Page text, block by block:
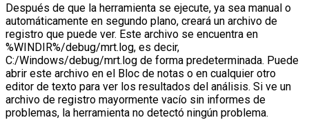
Después de que la herramienta se ejecute, ya sea manual o
automáticamente en segundo plano, creará un archivo de
registro que puede ver. Este archivo se encuentra en
%WINDIR%/debug/mrt.log, es decir,
C:/Windows/debug/mrt.log de forma predeterminada. Puede
abrir este archivo en el Bloc de notas o en cualquier otro
editor de texto para ver los resultados del análisis. Si ve un
archivo de registro mayormente vacío sin informes de
problemas, la herramienta no detectó ningún problema.